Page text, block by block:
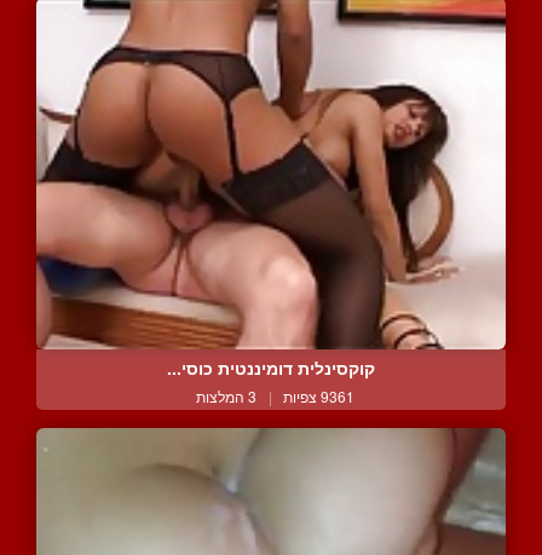
קוקסינלית דומיננטית כוסי...
9361 צפיות | 3 המלצות